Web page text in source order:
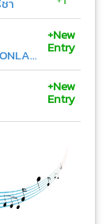
แกนฮาว่า ft.Noi Naa YONLAPA
+New
Entry
+New
Entry